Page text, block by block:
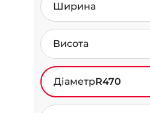
Ширина
Висота
ДіаметрR470